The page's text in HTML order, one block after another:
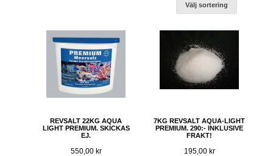
Välj sortering
REVSALT 22KG AQUA
LIGHT PREMIUM. SKICKAS
EJ.
550,00 kr
7KG REVSALT AQUA-LIGHT
PREMIUM. 290:- INKLUSIVE
FRAKT!
195,00 kr